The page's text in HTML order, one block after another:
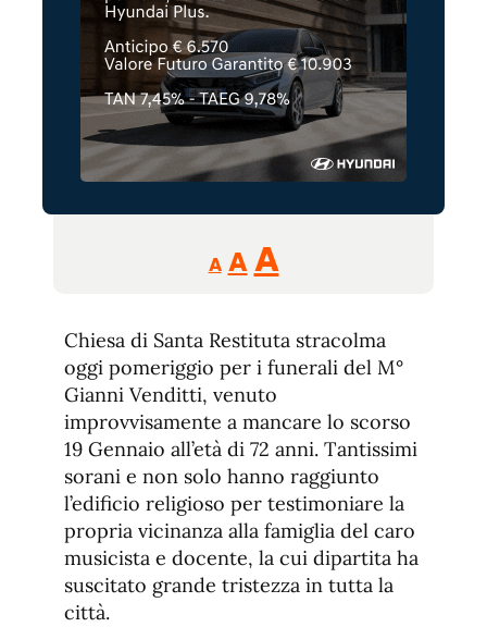
A
Reducir
tamaño
A Restablecer
de
fuente
AAumentar
de
Chiesa di Santa Restituta stracolma
oggi pomeriggio per i funerali del M°
Gianni Venditti, venuto
improvvisamente a mancare lo scorso
19 Gennaio all’età di 72 anni. Tantissimi
sorani e non solo hanno raggiunto
l’edificio religioso per testimoniare la
propria vicinanza alla famiglia del caro
musicista e docente, la cui dipartita ha
suscitato grande tristezza in tutta la
città.